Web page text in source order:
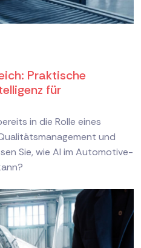
Praktische
für
in die Rolle eines
und
Sie, wie AI im Automotive-